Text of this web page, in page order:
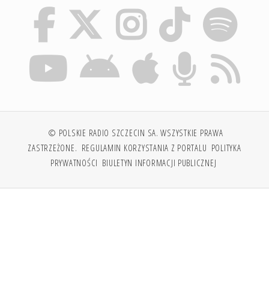
© POLSKIE RADIO SZCZECIN SA. WSZYSTKIE PRAWA
ZASTRZEŻONE. REGULAMIN KORZYSTANIA Z PORTALU POLITYKA
PRYWATNOŚCI BIULETYN INFORMACJI PUBLICZNEJ